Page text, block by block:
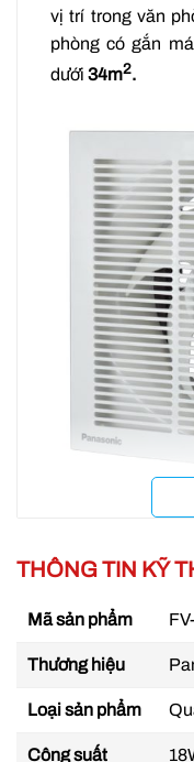
vị trí trong văn
phòng có gắn
dưới 34m2.
Quạt hút
Động cơ quạt
động tắt quạt khi
gian dài. Đảm
THÔNG TIN KỸ
Mã sản phẩm
Thương hiệu
Loại sản phẩm
Công suất